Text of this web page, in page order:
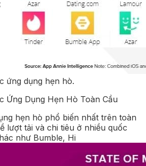
ứng dụng hẹn hò.
Ứng Dụng Hẹn Hò Toàn Cầu
hẹn hò phổ biến nhất trên toàn
lượt tải và chi tiêu ở nhiều quốc
như Bumble, Hi